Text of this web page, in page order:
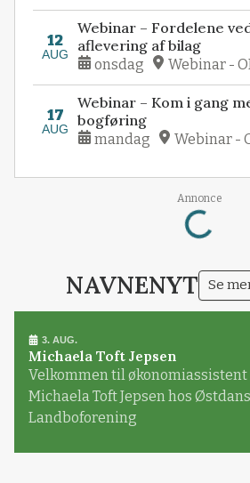
12
AUG
Webinar – Fordelene
aflevering af bilag
onsdag Webinar -
17
AUG
Webinar – Kom i gang
bogføring
mandag Webinar -
Annonce
Loading...
NAVNENYT Se
3. AUG.
Michaela Toft Jepsen
Velkommen til
Michaela Toft Jepsen hos
Landboforening